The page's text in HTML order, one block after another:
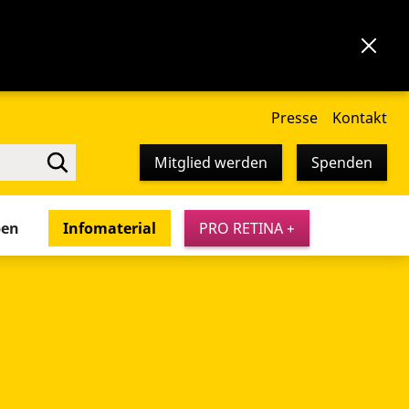
Presse Kontakt
Mitglied werden Spenden
Infomaterial PRO RETINA +